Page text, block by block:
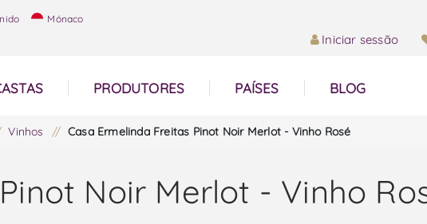
Mónaco
Iniciar sessão
PRODUTORES PAÍSES BLOG
Vinhos / Casa Ermelinda Freitas Pinot Noir Merlot - Vinho Rosé
Noir Merlot - Vinho